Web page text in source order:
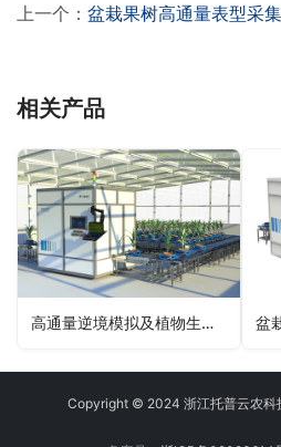
上一个： 盆栽果树高通量表型采
相关产品
高通量逆境模拟及植物生长监测平台
Copyright © 2024 浙江托普云农科